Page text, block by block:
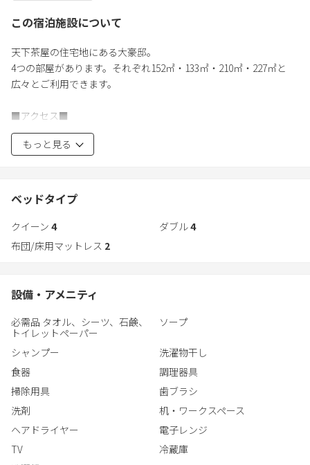
・堺筋線は京都・通天閣・黒門市場など主要観光地に直結してい
天下茶屋は、古き良き昭和の街並みを残しながらも様々なレスト
ランやショップがオープンを続ける今注目の街です。
◆特徴
- 高速WiFI完備
- 閑静な住宅街
- 掘りごたつの和室スペースあり
- 日当たり良好
- プロジェクターで映画鑑賞
でアクセス可能
- 調理道具完備
- 完全貸し切り
- セルフチェックインシステムでストレスフリー
- 無料洗濯機（無料の洗濯用洗剤付）。
- 充実のアメニティ（シャンプー、コンデショナー、ボディソー
プ、バスタオル、スリッパ、歯ブラシ、コットン、綿棒、髭剃
この宿泊施設について
天下茶屋の住宅地にある大豪邸。
4つの部屋があります。それぞれ152㎡・133㎡・210㎡・227㎡と
広々とご利用できます。
■アクセス■
・南海＆メトロ天下茶屋駅まで徒歩9分
・難波駅まで南海電車で2駅5分
ます。
天下茶屋は、古き良き昭和の街並みを残しながらも様々なレスト
ランやショップがオープンを続ける今注目の街です。
- 高速WiFI完備
- 螺旋階段のあるインスタ映えのお部屋
- 天井が高く開放感のある空間
- 中庭の景観あり
- 対面カウンターキッチン
- 駐車スペースあり（４台先着順）
でアクセス可能
- コンビニ、スーパー徒歩5分以内
- 調理道具完備
もっと見る
ベッドタイプ
クイーン 4 ダブル4
布団/床用マットレス 2
設備・アメニティ
必需品 タオル、シーツ、石鹸、
トイレットペーパー
ソープ
シャンプー
洗濯物干し
食器
調理器具
掃除用具
歯ブラシ
洗剤
机・ワークスペース
ヘアドライヤー
電子レンジ
TV
冷蔵庫